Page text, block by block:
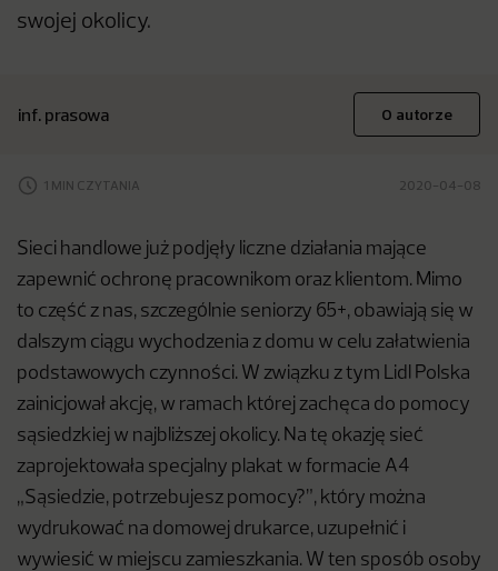
swojej okolicy.
inf. prasowa O autorze
1 MIN CZYTANIA 2020-04-08
Sieci handlowe już podjęły liczne działania mające
zapewnić ochronę pracownikom oraz klientom. Mimo
to część z nas, szczególnie seniorzy 65+, obawiają się w
dalszym ciągu wychodzenia z domu w celu załatwienia
podstawowych czynności. W związku z tym Lidl Polska
zainicjował akcję, w ramach której zachęca do pomocy
sąsiedzkiej w najbliższej okolicy. Na tę okazję sieć
zaprojektowała specjalny plakat w formacie A4
„Sąsiedzie, potrzebujesz pomocy?”, który można
wydrukować na domowej drukarce, uzupełnić i
wywiesić w miejscu zamieszkania. W ten sposób osoby